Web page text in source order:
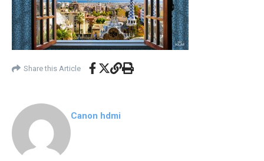
Share this Article
Canon hdmi